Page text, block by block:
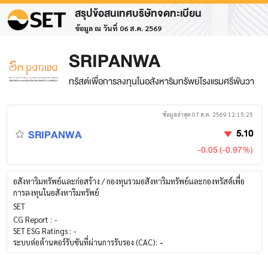
สรุปข้อสนเทศบริษัทจดทะเบียน
ข้อมูล ณ วันที่ 06 ส.ค. 2569
SRIPANWA
ทรัสต์เพื่อการลงทุนในอสังหาริมทรัพย์โรงแรมศรีพันวา
ข้อมูลล่าสุด 07 ส.ค. 2569 12:15:25
SRIPANWA 5.10
-0.05 (-0.97%)
อสังหาริมทรัพย์และก่อสร้าง / กองทุนรวมอสังหาริมทรัพย์และกองทรัสต์เพื่อ
การลงทุนในอสังหาริมทรัพย์
SET
CG Report : -
SET ESG Ratings : -
ระบบต่อต้านคอร์รับชันที่ผ่านการรับรอง (CAC): -